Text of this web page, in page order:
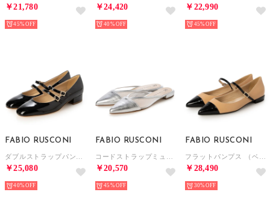
￥21,780
45%
￥24,420
40%
￥22,990
45%
FABIO RUSCONI
￥25,080
40%
FABIO RUSCONI
￥20,570
45%
FABIO RUSCONI
￥28,490
30%